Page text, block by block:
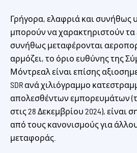
Γρήγορα, ελαφριά και συνήθως
μπορούν να χαρακτηριστούν
συνήθως μεταφέρονται
αρμόζει, το όριο ευθύνης της
Μόντρεαλ είναι επίσης
SDR ανά χιλιόγραμμο
απολεσθέντων εμπορευμάτων
στις 28 Δεκεμβρίου 2024), είναι
από τους κανονισμούς για
μεταφοράς.